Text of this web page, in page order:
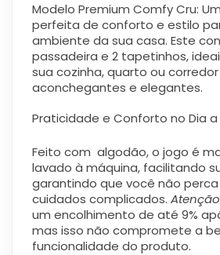
Modelo Premium Comfy Cru:
perfeita de conforto e estilo
ambiente da sua casa. Este
passadeira e 2 tapetinhos,
sua cozinha, quarto ou
aconchegantes e elegantes.
Praticidade e Conforto no Dia a
Feito com algodão, o jogo é
lavado à máquina, facilitando
garantindo que você não
cuidados complicados. Atenção
um encolhimento de até 9%
mas isso não compromete a
funcionalidade do produto.